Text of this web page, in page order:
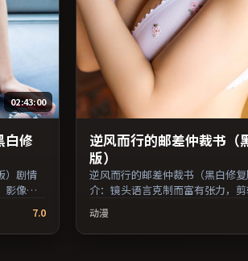
02:43:00
白修
）剧情
影像质
裕和
，美国
8月11日
7.0
逆风而行的邮差仲裁书（
版）
逆风而行的邮差仲裁书（黑白修
介：镜头语言克制而富有张力，
人物心理的起伏；由李安执导，
音、李秉宪等主演，韩国出品，
2024年上映 / 2024年1月10日于
动漫